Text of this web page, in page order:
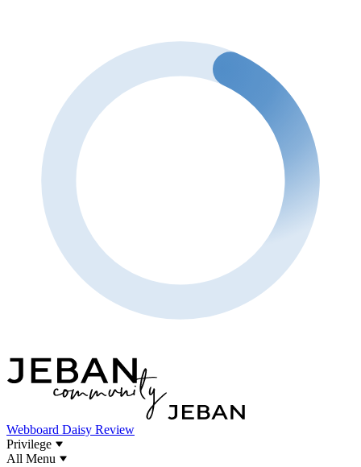
Webboard Daisy Review
Privilege
All Menu